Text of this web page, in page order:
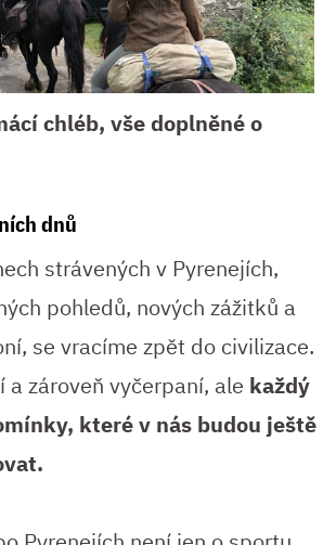
chléb, vše doplněné o
dnů
strávených v Pyrenejích,
pohledů, nových zážitků a
se vracíme zpět do civilizace.
a zároveň vyčerpaní, ale každý
které v nás budou ještě